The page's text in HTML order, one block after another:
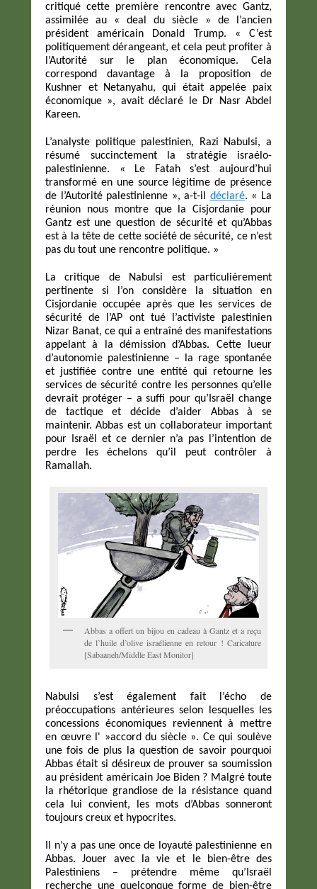
critiqué cette première rencontre avec Gantz,
assimilée au « deal du siècle » de l’ancien
président américain Donald Trump. « C’est
politiquement dérangeant, et cela peut profiter à
l’Autorité sur le plan économique. Cela
correspond davantage à la proposition de
Kushner et Netanyahu, qui était appelée paix
économique », avait déclaré le Dr Nasr Abdel
Kareen.
L’analyste politique palestinien, Razi Nabulsi, a
résumé succinctement la stratégie israélo-
palestinienne. « Le Fatah s’est aujourd’hui
transformé en une source légitime de présence
de l’Autorité palestinienne », a-t-il déclaré. « La
réunion nous montre que la Cisjordanie pour
Gantz est une question de sécurité et qu’Abbas
est à la tête de cette société de sécurité, ce n’est
pas du tout une rencontre politique. »
La critique de Nabulsi est particulièrement
pertinente si l’on considère la situation en
Cisjordanie occupée après que les services de
sécurité de l’AP ont tué l’activiste palestinien
Nizar Banat, ce qui a entraîné des manifestations
appelant à la démission d’Abbas. Cette lueur
d’autonomie palestinienne – la rage spontanée
et justifiée contre une entité qui retourne les
services de sécurité contre les personnes qu’elle
devrait protéger – a suffi pour qu’Israël change
de tactique et décide d’aider Abbas à se
maintenir. Abbas est un collaborateur important
pour Israël et ce dernier n’a pas l’intention de
perdre les échelons qu’il peut contrôler à
Ramallah.
Abbas a offert un bijou en cadeau à Gantz et a reçu
de l’huile d’olive israélienne en retour ! Caricature
[Sabaaneh/Middle East Monitor]
Nabulsi s’est également fait l’écho de
préoccupations antérieures selon lesquelles les
concessions économiques reviennent à mettre
en œuvre l' »accord du siècle ». Ce qui soulève
une fois de plus la question de savoir pourquoi
Abbas était si désireux de prouver sa soumission
au président américain Joe Biden ? Malgré toute
la rhétorique grandiose de la résistance quand
cela lui convient, les mots d’Abbas sonneront
toujours creux et hypocrites.
Il n’y a pas une once de loyauté palestinienne en
Abbas. Jouer avec la vie et le bien-être des
Palestiniens – prétendre même qu’Israël
recherche une quelconque forme de bien-être